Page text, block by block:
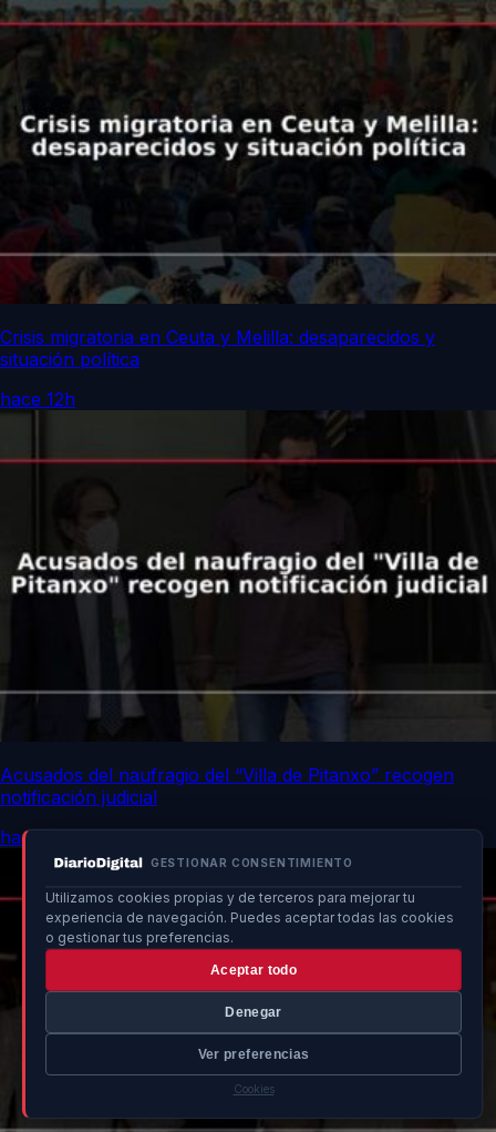
GESTIONAR CONSENTIMIENTO
Utilizamos cookies propias y de terceros para mejorar tu
experiencia de navegación. Puedes aceptar todas las cookies
o gestionar tus preferencias.
Aceptar todo
Denegar
Ver preferencias
Cookies
Crisis migratoria en Ceuta y Melilla: desaparecidos y
situación política
hace 12h
Acusados del naufragio del “Villa de Pitanxo” recogen
notificación judicial
hace 12h